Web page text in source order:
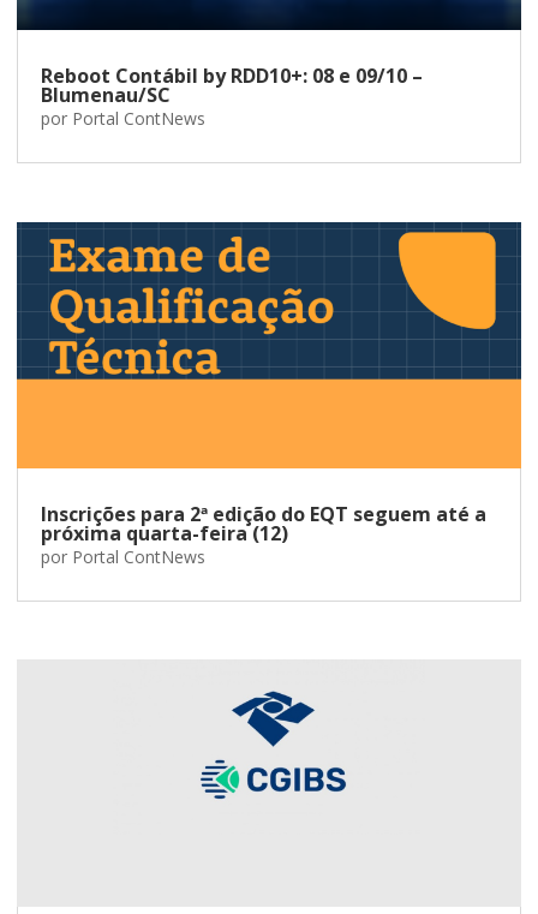
Reboot Contábil by RDD10+: 08 e 09/10 –
Blumenau/SC
por Portal ContNews
Inscrições para 2ª edição do EQT seguem até a
próxima quarta-feira (12)
por Portal ContNews